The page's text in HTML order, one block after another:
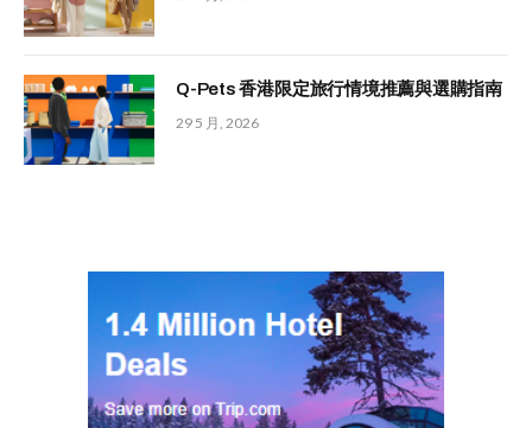
Q-Pets 香港限定旅行情境推薦與選購指南
29 5 月, 2026